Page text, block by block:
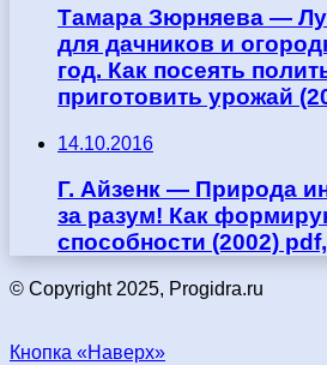
Тамара Зюрняева —
для дачников и
год. Как посеять
приготовить урожай
14.10.2016
Г. Айзенк — Природа
за разум! Как
способности (2002)
© Copyright 2025, Progidra.ru
Кнопка «Наверх»